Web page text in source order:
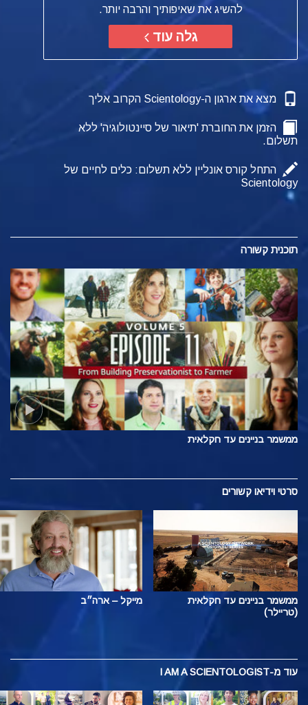
להשיג את שאיפותיך והרבה יותר.
גלה עוד
מצא את ארגון ה-Scientology הקרוב אליך
הזמן את החוברת 'תיאור של סיינטולוגיה' ללא
תשלום.
התחל קורס אונליין ללא תשלום: כלים לחיים של
Scientology
תוכנית קשורה
ממשמר בניינים עד חקלאית
סרטי וידיאו קשורים
ממשמר בניינים עד חקלאית
(טריילר)
מייקל – ארה״ב
עוד מ-I AM A SCIENTOLOGIST